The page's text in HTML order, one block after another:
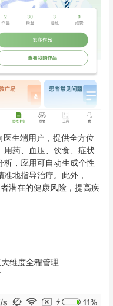
生端用户，提供全方位
用药、血压、饮食、症状
析，应用可自动生成个性
地指导治疗。此外，
潜在的健康风险，提高疾
维度全程管理